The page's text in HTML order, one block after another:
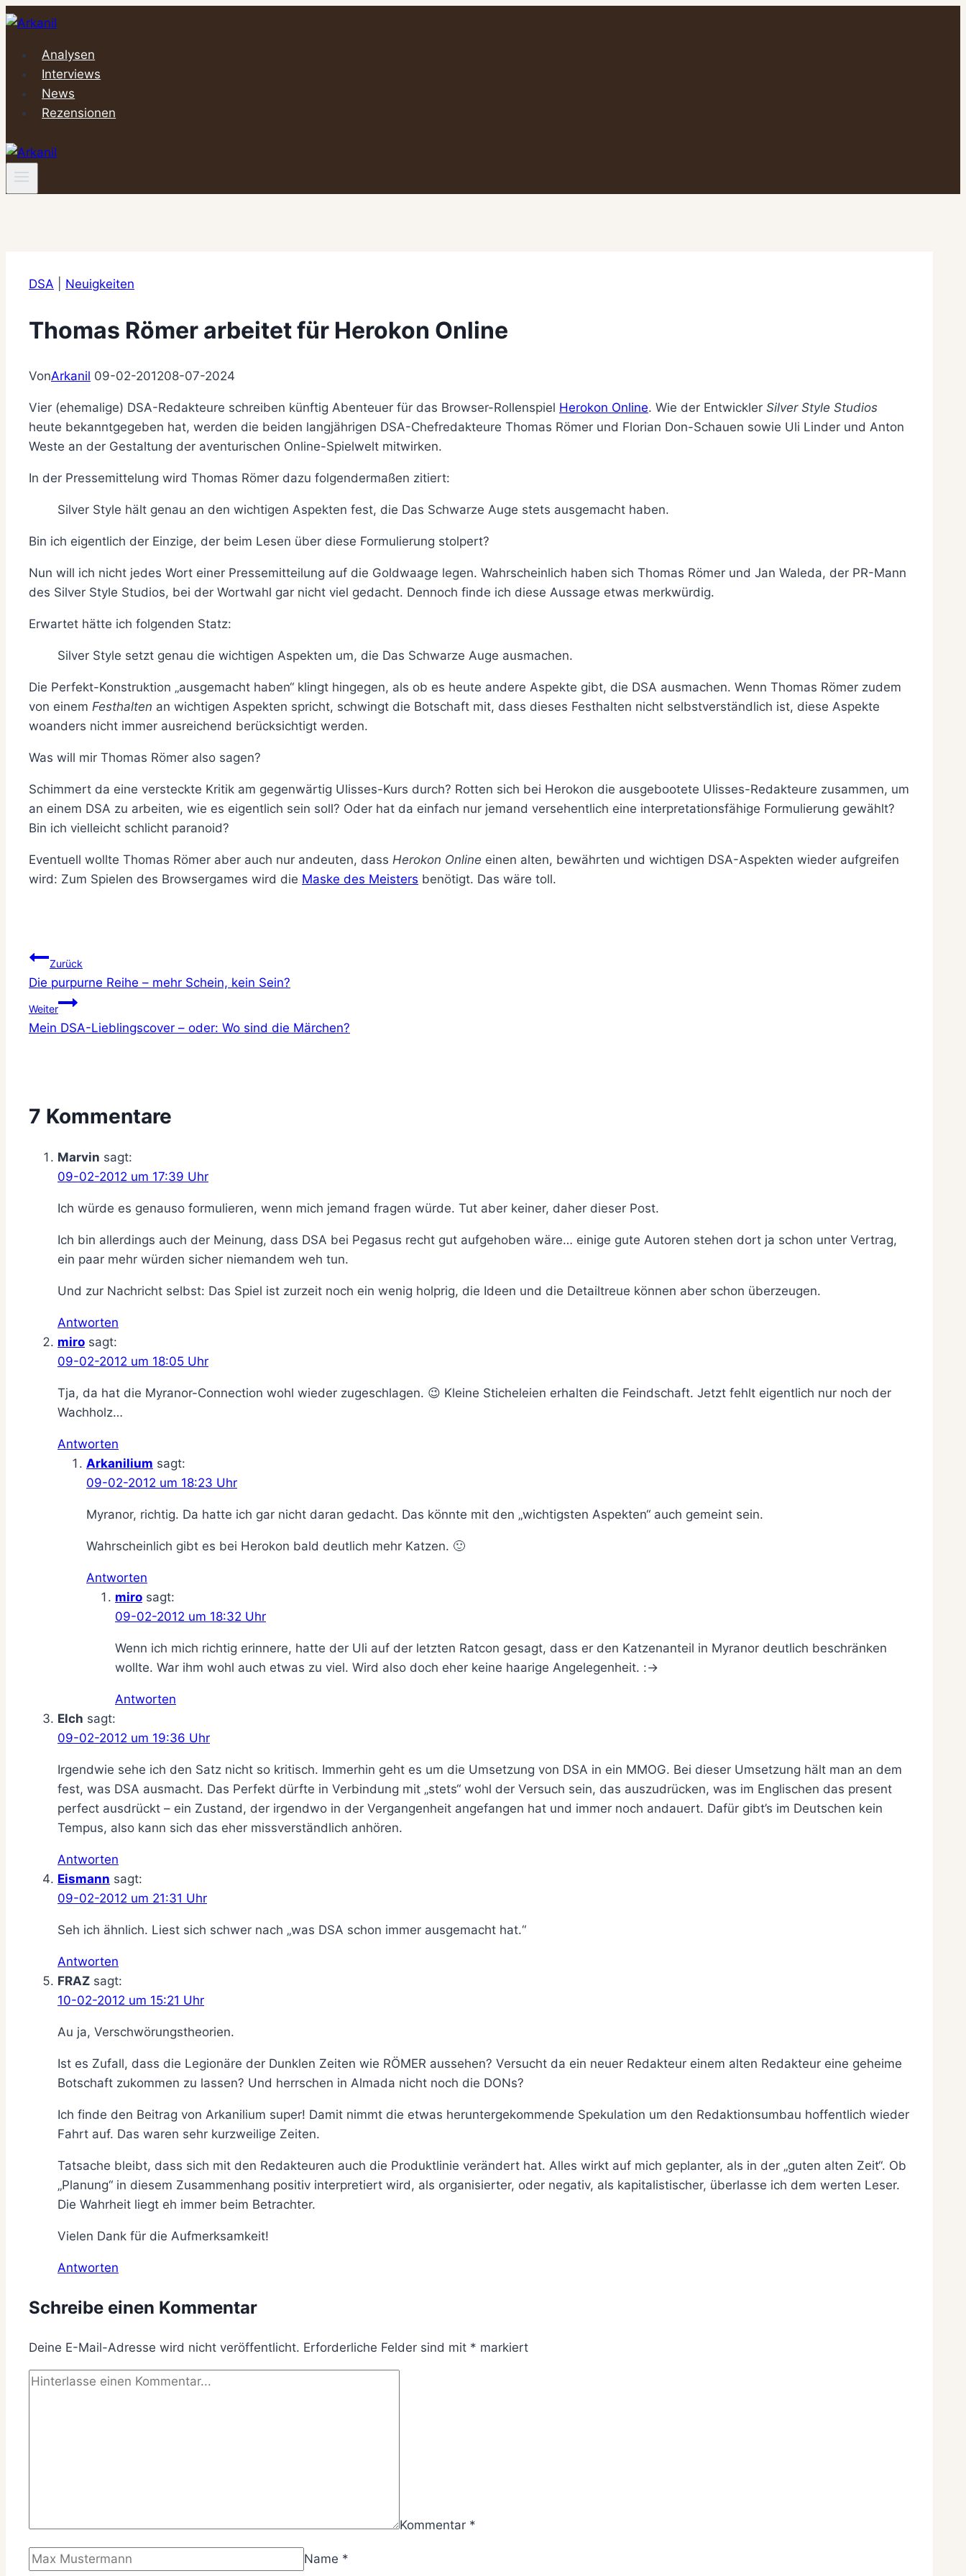
Zum
springenAnalysen
Interviews
News
Rezensionen
DSA Neuigkeiten
Thomas Römer arbeitet für Herokon Online
VonArkanil 09-02-201208-07-2024
Vier (ehemalige) DSA-Redakteure schreiben künftig Abenteuer für das Browser-Rollenspiel Herokon Online. Wie der Entwickler Silver Style Studios
heute bekanntgegeben hat, werden die beiden langjährigen DSA-Chefredakteure Thomas Römer und Florian Don-Schauen sowie Uli Linder und Anton
Weste an der Gestaltung der aventurischen Online-Spielwelt mitwirken.
In der Pressemittelung wird Thomas Römer dazu folgendermaßen zitiert:
Silver Style hält genau an den wichtigen Aspekten fest, die Das Schwarze Auge stets ausgemacht haben.
Bin ich eigentlich der Einzige, der beim Lesen über diese Formulierung stolpert?
Nun will ich nicht jedes Wort einer Pressemitteilung auf die Goldwaage legen. Wahrscheinlich haben sich Thomas Römer und Jan Waleda, der PR-Mann
des Silver Style Studios, bei der Wortwahl gar nicht viel gedacht. Dennoch finde ich diese Aussage etwas merkwürdig.
Erwartet hätte ich folgenden Statz:
Silver Style setzt genau die wichtigen Aspekten um, die Das Schwarze Auge ausmachen.
Die Perfekt-Konstruktion „ausgemacht haben“ klingt hingegen, als ob es heute andere Aspekte gibt, die DSA ausmachen. Wenn Thomas Römer zudem
von einem Festhalten an wichtigen Aspekten spricht, schwingt die Botschaft mit, dass dieses Festhalten nicht selbstverständlich ist, diese Aspekte
woanders nicht immer ausreichend berücksichtigt werden.
Was will mir Thomas Römer also sagen?
Schimmert da eine versteckte Kritik am gegenwärtig Ulisses-Kurs durch? Rotten sich bei Herokon die ausgebootete Ulisses-Redakteure zusammen, um
an einem DSA zu arbeiten, wie es eigentlich sein soll? Oder hat da einfach nur jemand versehentlich eine interpretationsfähige Formulierung gewählt?
Bin ich vielleicht schlicht paranoid?
Eventuell wollte Thomas Römer aber auch nur andeuten, dass Herokon Online einen alten, bewährten und wichtigen DSA-Aspekten wieder aufgreifen
wird: Zum Spielen des Browsergames wird die Maske des Meisters benötigt. Das wäre toll.
Beitragsnavigation
Zurück
Die purpurne Reihe – mehr Schein, kein Sein?
Weiter
Mein DSA-Lieblingscover – oder: Wo sind die Märchen?
7 Kommentare
Marvin sagt:
09-02-2012 um 17:39 Uhr
Ich würde es genauso formulieren, wenn mich jemand fragen würde. Tut aber keiner, daher dieser Post.
Ich bin allerdings auch der Meinung, dass DSA bei Pegasus recht gut aufgehoben wäre… einige gute Autoren stehen dort ja schon unter Vertrag,
ein paar mehr würden sicher niemandem weh tun.
Und zur Nachricht selbst: Das Spiel ist zurzeit noch ein wenig holprig, die Ideen und die Detailtreue können aber schon überzeugen.
Antworten
miro sagt:
09-02-2012 um 18:05 Uhr
Tja, da hat die Myranor-Connection wohl wieder zugeschlagen. 😉 Kleine Sticheleien erhalten die Feindschaft. Jetzt fehlt eigentlich nur noch der
Wachholz…
Antworten
Arkanilium sagt:
09-02-2012 um 18:23 Uhr
Myranor, richtig. Da hatte ich gar nicht daran gedacht. Das könnte mit den „wichtigsten Aspekten“ auch gemeint sein.
Wahrscheinlich gibt es bei Herokon bald deutlich mehr Katzen. 🙂
Antworten
miro sagt:
09-02-2012 um 18:32 Uhr
Wenn ich mich richtig erinnere, hatte der Uli auf der letzten Ratcon gesagt, dass er den Katzenanteil in Myranor deutlich beschränken
wollte. War ihm wohl auch etwas zu viel. Wird also doch eher keine haarige Angelegenheit. :->
Antworten
Elch sagt:
09-02-2012 um 19:36 Uhr
Irgendwie sehe ich den Satz nicht so kritisch. Immerhin geht es um die Umsetzung von DSA in ein MMOG. Bei dieser Umsetzung hält man an dem
fest, was DSA ausmacht. Das Perfekt dürfte in Verbindung mit „stets“ wohl der Versuch sein, das auszudrücken, was im Englischen das present
perfect ausdrückt – ein Zustand, der irgendwo in der Vergangenheit angefangen hat und immer noch andauert. Dafür gibt’s im Deutschen kein
Tempus, also kann sich das eher missverständlich anhören.
Antworten
Eismann sagt:
09-02-2012 um 21:31 Uhr
Seh ich ähnlich. Liest sich schwer nach „was DSA schon immer ausgemacht hat.“
Antworten
FRAZ sagt:
10-02-2012 um 15:21 Uhr
Au ja, Verschwörungstheorien.
Ist es Zufall, dass die Legionäre der Dunklen Zeiten wie RÖMER aussehen? Versucht da ein neuer Redakteur einem alten Redakteur eine geheime
Botschaft zukommen zu lassen? Und herrschen in Almada nicht noch die DONs?
Ich finde den Beitrag von Arkanilium super! Damit nimmt die etwas heruntergekommende Spekulation um den Redaktionsumbau hoffentlich wieder
Fahrt auf. Das waren sehr kurzweilige Zeiten.
Tatsache bleibt, dass sich mit den Redakteuren auch die Produktlinie verändert hat. Alles wirkt auf mich geplanter, als in der „guten alten Zeit“. Ob
„Planung“ in diesem Zusammenhang positiv interpretiert wird, als organisierter, oder negativ, als kapitalistischer, überlasse ich dem werten Leser.
Die Wahrheit liegt eh immer beim Betrachter.
Vielen Dank für die Aufmerksamkeit!
Antworten
Schreibe einen Kommentar
Deine E-Mail-Adresse wird nicht veröffentlicht. Erforderliche Felder sind mit * markiert
Kommentar *
Name *